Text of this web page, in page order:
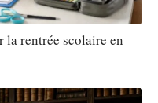
la rentrée scolaire en